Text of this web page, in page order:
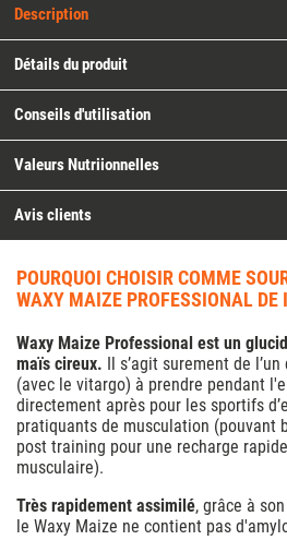
Description
Détails du produit
Conseils d'utilisation
Valeurs Nutriionnelles
Avis clients
POURQUOI CHOISIR COMME
WAXY MAIZE PROFESSIONAL DE
Waxy Maize Professional est un
maïs cireux. Il s’agit surement de
(avec le vitargo) à prendre pendant
directement après pour les sportifs
pratiquants de musculation (pouvant
post training pour une recharge
musculaire).
Très rapidement assimilé, grâce à
le Waxy Maize ne contient pas